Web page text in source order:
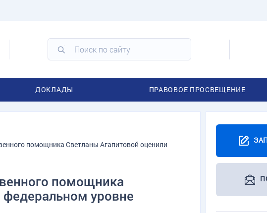
ДОКЛАДЫ ПРАВОВОЕ ПРОСВЕЩЕНИЕ
помощника Светланы Агапитовой оценили
помощника
уровне